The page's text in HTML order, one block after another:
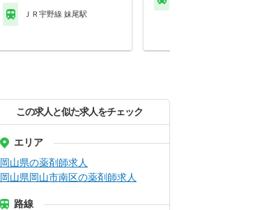
ＪＲ宇野線 妹尾駅
この求人と似た求人をチェック
エリア
岡山県の薬剤師求人
岡山県岡山市南区の薬剤師求人
路線